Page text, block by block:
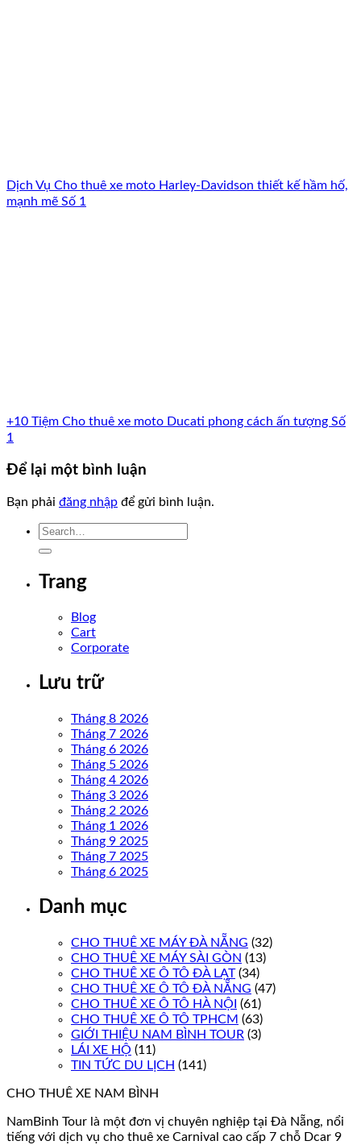
Dịch Vụ Cho thuê xe moto Harley-Davidson thiết kế hầm hố,
mạnh mẽ Số 1
+10 Tiệm Cho thuê xe moto Ducati phong cách ấn tượng Số
1
Để lại một bình luận
Bạn phải đăng nhập để gửi bình luận.
Trang
Blog
Cart
Corporate
Lưu trữ
Tháng 8 2026
Tháng 7 2026
Tháng 6 2026
Tháng 5 2026
Tháng 4 2026
Tháng 3 2026
Tháng 2 2026
Tháng 1 2026
Tháng 9 2025
Tháng 7 2025
Tháng 6 2025
Danh mục
CHO THUÊ XE MÁY ĐÀ NẴNG (32)
CHO THUÊ XE MÁY SÀI GÒN (13)
CHO THUÊ XE Ô TÔ ĐÀ LẠT(34)
CHO THUÊ XE Ô TÔ ĐÀ NẴNG (47)
CHO THUÊ XE Ô TÔ HÀ NỘI (61)
CHO THUÊ XE Ô TÔ TPHCM (63)
GIỚI THIỆU NAM BÌNH TOUR (3)
LÁI XE HỘ (11)
TIN TỨC DU LỊCH (141)
CHO THUÊ XE NAM BÌNH
NamBinh Tour là một đơn vị chuyên nghiệp tại Đà Nẵng, nổi
tiếng với dịch vụ cho thuê xe Carnival cao cấp 7 chỗ Dcar 9